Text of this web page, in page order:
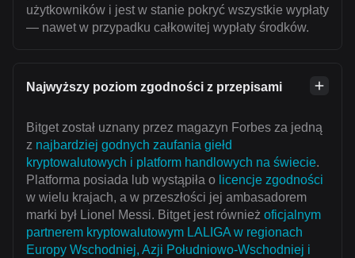
użytkowników i jest w stanie pokryć wszystkie wypłaty
— nawet w przypadku całkowitej wypłaty środków.
Najwyższy poziom zgodności z przepisami
Bitget został uznany przez magazyn Forbes za jedną
z najbardziej godnych zaufania giełd
kryptowalutowych i platform handlowych na świecie.
Platforma posiada lub wystąpiła o licencje zgodności
w wielu krajach, a w przeszłości jej ambasadorem
marki był Lionel Messi. Bitget jest również oficjalnym
partnerem kryptowalutowym LALIGA w regionach
Europy Wschodniej, Azji Południowo-Wschodniej i